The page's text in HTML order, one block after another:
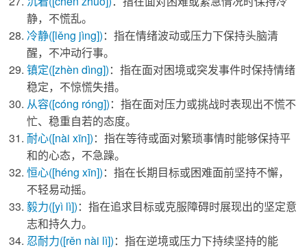
静，不慌乱。
冷静([lěng jìng])：指在情绪波动或压力下保持头脑清
醒，不冲动行事。
镇定([zhèn dìng])：指在面对困境或突发事件时保持情绪
稳定，不惊慌失措。
从容([cóng róng])：指在面对压力或挑战时表现出不慌不
忙、稳重自若的态度。
耐心([nài xīn])：指在等待或面对繁琐事情时能够保持平
和的心态，不急躁。
恒心([héng xīn])：指在长期目标或困难面前坚持不懈，
不轻易动摇。
毅力([yì lì])：指在追求目标或克服障碍时展现出的坚定意
志和持久力。
忍耐力([rěn nài lì])：指在逆境或压力下持续坚持的能